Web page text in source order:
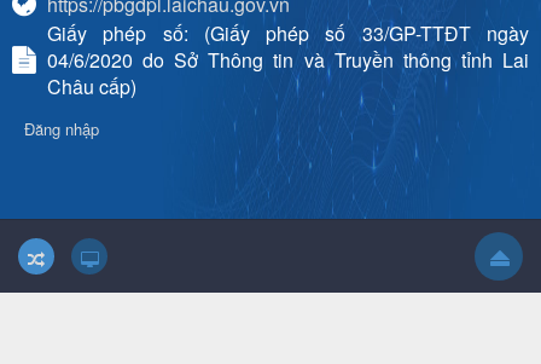
Giấy phép số: (Giấy phép số 33/GP-TTĐT ngày
04/6/2020 do Sở Thông tin và Truyền thông tỉnh Lai
Châu cấp)
Đăng nhập